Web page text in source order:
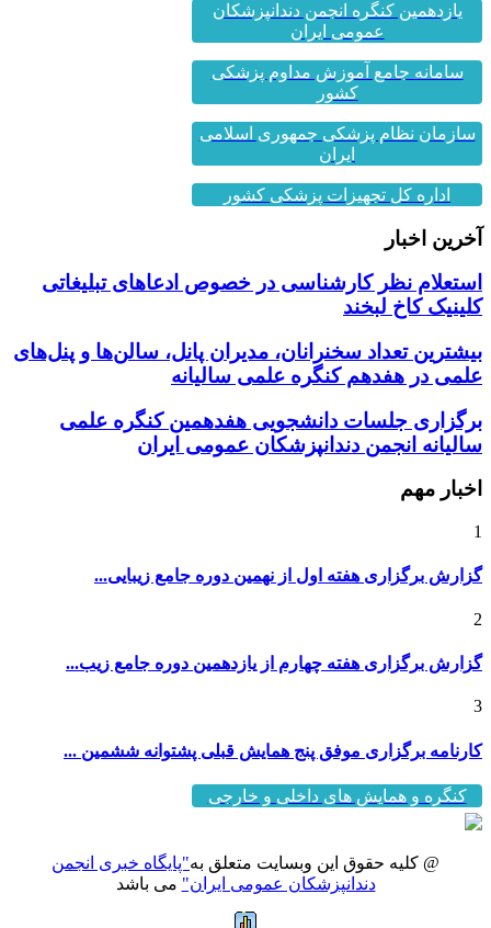
یازدهمین کنگره انجمن دندانپزشکان
عمومی ایران
سامانه جامع آموزش مداوم پزشکی
کشور
سازمان نظام پزشکی جمهوری اسلامی
ایران
اداره کل تجهیزات پزشکی کشور
آخرین اخبار
استعلام نظر کارشناسی در خصوص ادعاهای تبلیغاتی
کلینیک کاخ لبخند
بیشترین تعداد سخنرانان، مدیران پانل، سالن‌ها و پنل‌های
علمی در هفدهم کنگره علمی سالیانه
برگزاری جلسات دانشجویی هفدهمین کنگره علمی
سالیانه انجمن دندانپزشکان عمومی ایران
اخبار مهم
1
گزارش برگزاری هفته اول از نهمین دوره جامع زیبایی...
2
گزارش برگزاری هفته چهارم از یازدهمین دوره جامع زیب...
3
کارنامه برگزاری موفق پنج همایش قبلی پشتوانه ششمین ...
کنگره و همایش های داخلی و خارجی
@ کلیه حقوق این وبسایت متعلق به"پایگاه خبری انجمن
دندانپزشکان عمومی ایران" می باشد